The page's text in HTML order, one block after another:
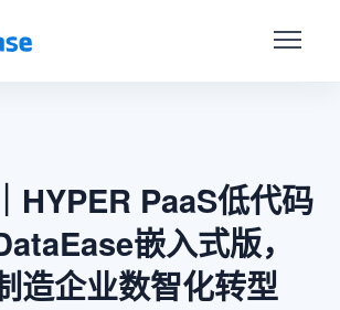
HYPER PaaS低代码
嵌入式版，
造企业数智化转型